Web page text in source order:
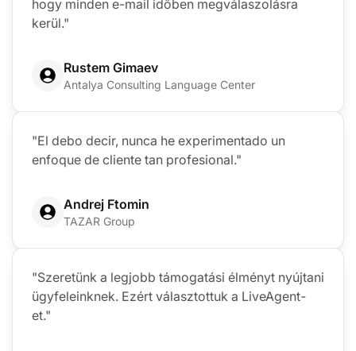
hogy minden e-mail időben megválaszolásra
kerül."
Rustem Gimaev
Antalya Consulting Language Center
"El debo decir, nunca he experimentado un
enfoque de cliente tan profesional."
Andrej Ftomin
TAZAR Group
"Szeretünk a legjobb támogatási élményt nyújtani
ügyfeleinknek. Ezért választottuk a LiveAgent-
et."